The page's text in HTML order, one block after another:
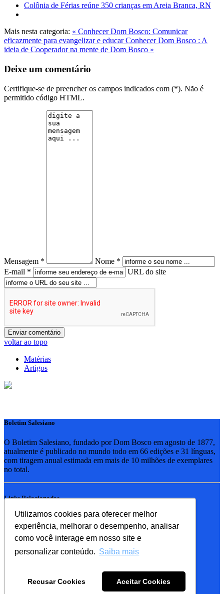
Utilizamos cookies para oferecer melhor
experiência, melhorar o desempenho, analisar
como você interage em nosso site e
personalizar conteúdo. Saiba mais
Recusar Cookies Aceitar Cookies
Colônia de Férias reúne 350 crianças em Areia Branca, RN
Mais nesta categoria: « Conhecer Dom Bosco: Comunicar
eficazmente para evangelizar e educarConhecer Dom Bosco : A
ideia de Cooperador na mente de Dom Bosco »
Deixe um comentário
Certifique-se de preencher os campos indicados com (*). Não é
permitido código HTML.
Mensagem *
Nome *
E-mail *
URL do site
voltar ao topo
Matérias
Artigos
Boletim Salesiano
O Boletim Salesiano, fundado por Dom Bosco em agosto de 1877,
atualmente é publicado no mundo todo em 66 edições e 31 línguas,
com tiragem anual estimada em mais de 10 milhões de exemplares
no total.
Links Relacionados
RSB - Rede Salesiana Brasil
EDEBE - Editora
UPV - União pela Vida
Familia Salesiana
SDB - Salesianos de Dom Bosco
FMA - Filhas de Maria Auxiliadora